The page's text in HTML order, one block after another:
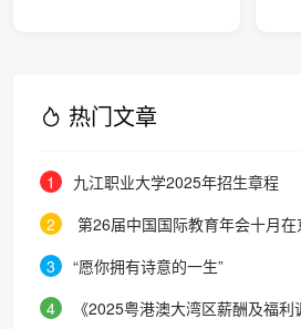
热门文章
1
九江职业大学2025年招生章程
2
第26届中国国际教育年会十月在
3
“愿你拥有诗意的一生”
4
《2025粤港澳大湾区薪酬及福